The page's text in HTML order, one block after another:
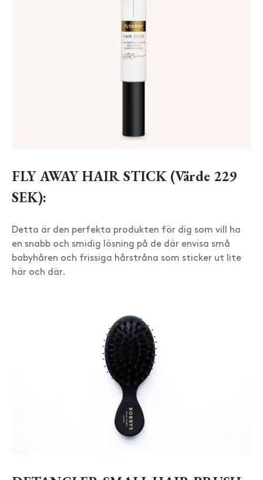
FLY AWAY HAIR STICK (Värde 229
SEK):
Detta är den perfekta produkten för dig som vill ha
en snabb och smidig lösning på de där envisa små
babyhåren och frissiga hårstråna som sticker ut lite
här och där.